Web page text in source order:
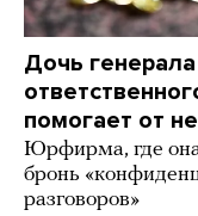
Дочь
помогает от
Юрфирма, где
бронь
разговоров»